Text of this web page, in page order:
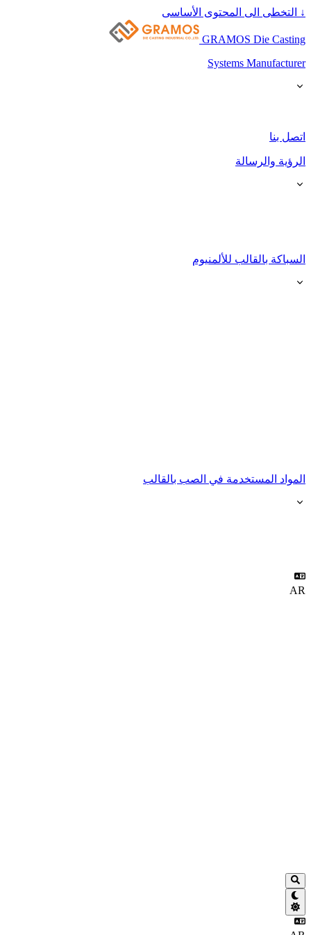
↓ التخطى الى المحتوى الأساسى
GRAMOS Die Casting
Systems Manufacturer
اتصل بنا
الرؤية والرسالة
السباكة بالقالب للألمنيوم
المواد المستخدمة في الصب بالقالب
AR